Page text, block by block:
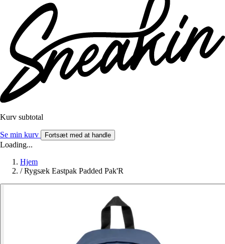
Kurv subtotal
Se min kurv Fortsæt med at handle
Loading...
Hjem
/ Rygsæk Eastpak Padded Pak'R